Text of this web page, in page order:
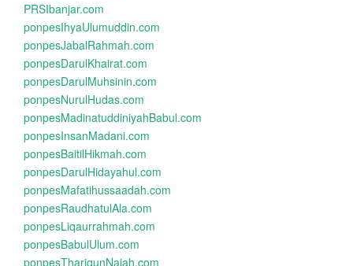
PRSIbanjar.com
ponpesIhyaUlumuddin.com
ponpesJabalRahmah.com
ponpesDarulKhairat.com
ponpesDarulMuhsinin.com
ponpesNurulHudas.com
ponpesMadinatuddiniyahBabul.com
ponpesInsanMadani.com
ponpesBaitilHikmah.com
ponpesDarulHidayahul.com
ponpesMafatihussaadah.com
ponpesRaudhatulAla.com
ponpesLiqaurrahmah.com
ponpesBabulUlum.com
ponpesThariqunNajah.com